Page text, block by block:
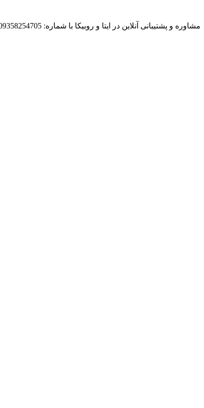
مشاوره و پشتیبانی آنلاین در ایتا و روبیکا با شماره: 09358254705